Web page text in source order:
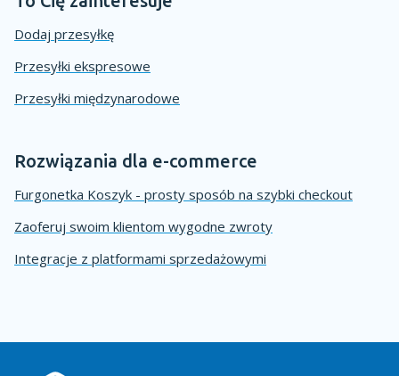
Dodaj przesyłkę
Przesyłki ekspresowe
Przesyłki międzynarodowe
Rozwiązania dla e-commerce
Furgonetka Koszyk - prosty sposób na szybki checkout
Zaoferuj swoim klientom wygodne zwroty
Integracje z platformami sprzedażowymi